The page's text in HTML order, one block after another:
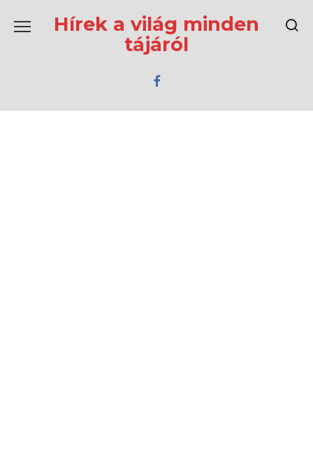
содержаниюHírek a világ minden
tájáról